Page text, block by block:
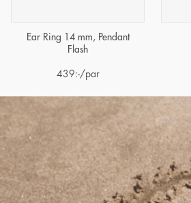
Ear Ring 14 mm, Pendant
Flash
439:-/par